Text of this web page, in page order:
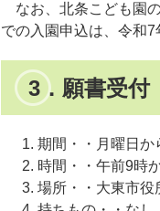
なお、北条こども園
での入園申込は、令和7
3．願書受付
期間・・月曜日か
時間・・午前9時
場所・・大東市